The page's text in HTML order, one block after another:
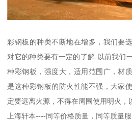
彩钢板的种类不断地在增多，我们要
对它的种类要有一定的了解.以前我们
种彩钢板，强度大，适用范围广，材
是这种彩钢板的防火性能不强，大家
定要远离火源，不得在周围使用明火，
上海轩本----同等价格质量，同等质量